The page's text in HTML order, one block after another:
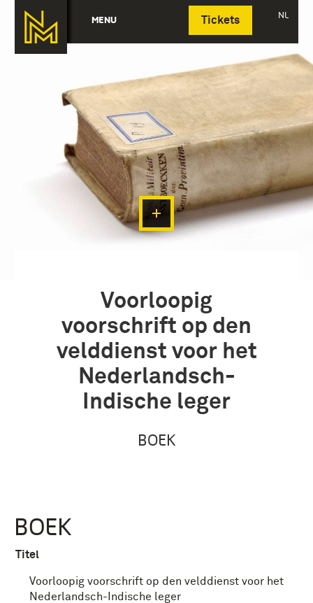
MENU Tickets NL
Deutsch
Voorloopig
voorschrift op den
velddienst voor het
Nederlandsch-
Indische leger
BOEK
BOEK
Titel
Voorloopig voorschrift op den velddienst voor het
Nederlandsch-Indische leger